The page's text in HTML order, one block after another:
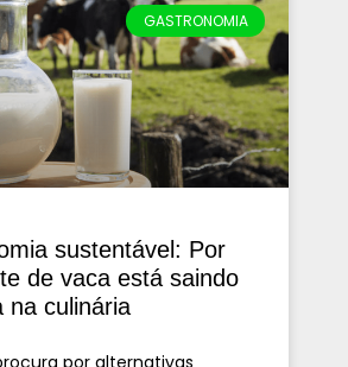
GASTRONOMIA
sustentável: Por
de vaca está saindo
na culinária